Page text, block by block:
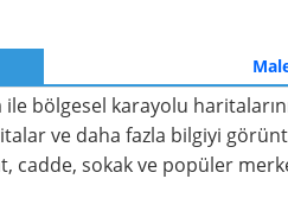
bölgesel karayolu
ve daha fazla bilgiyi
cadde, sokak ve popüler